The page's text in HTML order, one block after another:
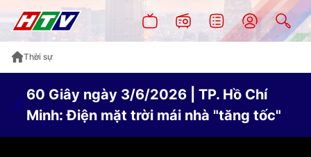
Thời sự
60 Giây ngày 3/6/2026 | TP. Hồ Chí
Minh: Điện mặt trời mái nhà "tăng tốc"